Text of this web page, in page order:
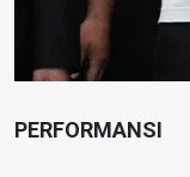
PERFORMANSI